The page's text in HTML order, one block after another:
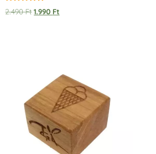
Értékelés:
5.00
2.490Ft 1.990 Ft